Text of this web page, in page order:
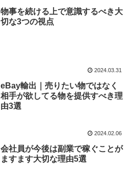
物事を続ける上で意識するべき大
切な3つの視点
2024.03.31
eBay輸出｜売りたい物ではなく
相手が欲してる物を提供すべき理
由3選
2024.02.06
会社員が今後は副業で稼ぐことが
ますます大切な理由5選